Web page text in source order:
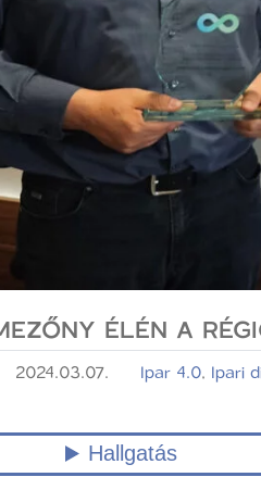
ÉLÉN A
2024.03.07. Ipar 4.0, Ipari